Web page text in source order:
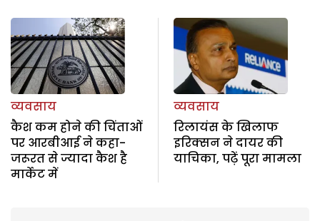
व्यवसाय
कैश कम होने की चिंताओं
पर आरबीआई ने कहा-
जरूरत से ज्यादा कैश है
मार्केट में
व्यवसाय
रिलायंस के खिलाफ
इरिक्सन ने दायर की
याचिका, पढ़ें पूरा मामला